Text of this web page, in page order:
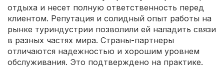
отдыха и несет полную ответственность перед
клиентом. Репутация и солидный опыт работы на
рынке туриндустрии позволили ей наладить связи
в разных частях мира. Страны-партнеры
отличаются надежностью и хорошим уровнем
обслуживания. Это подтверждено на практике.